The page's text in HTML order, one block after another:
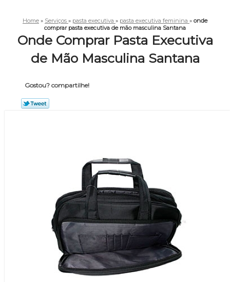
Home » Serviços » pasta executiva » pasta executiva feminina » onde
comprar pasta executiva de mão masculina Santana
Onde Comprar Pasta Executiva
de Mão Masculina Santana
Gostou? compartilhe!